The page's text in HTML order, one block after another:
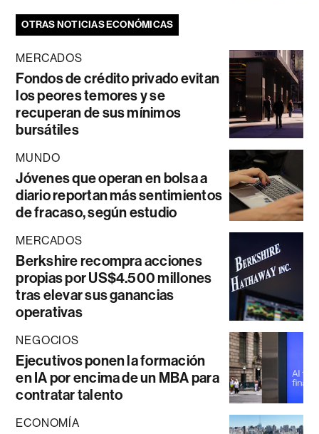
OTRAS NOTICIAS ECONÓMICAS
MERCADOS
Fondos de crédito privado evitan
los peores temores y se
recuperan de sus mínimos
bursátiles
MUNDO
Jóvenes que operan en bolsa a
diario reportan más sentimientos
de fracaso, según estudio
MERCADOS
Berkshire recompra acciones
propias por US$4.500 millones
tras elevar sus ganancias
operativas
NEGOCIOS
Ejecutivos ponen la formación
en IA por encima de un MBA para
contratar talento
ECONOMÍA